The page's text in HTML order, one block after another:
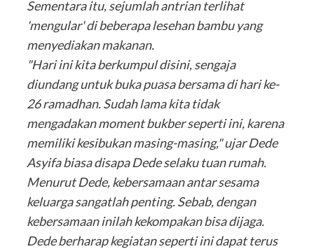
Sementara itu, sejumlah antrian terlihat
'mengular' di beberapa lesehan bambu yang
menyediakan makanan.
"Hari ini kita berkumpul disini, sengaja
diundang untuk buka puasa bersama di hari ke-
26 ramadhan. Sudah lama kita tidak
mengadakan moment bukber seperti ini, karena
memiliki kesibukan masing-masing," ujar Dede
Asyifa biasa disapa Dede selaku tuan rumah.
Menurut Dede, kebersamaan antar sesama
keluarga sangatlah penting. Sebab, dengan
kebersamaan inilah kekompakan bisa dijaga.
Dede berharap kegiatan seperti ini dapat terus